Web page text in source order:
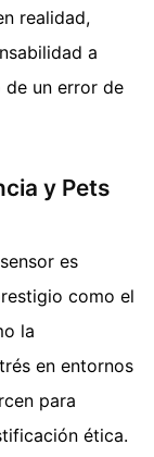
realidad,
a
un error de
y Pets
es
como el
la
en entornos
para
ética.